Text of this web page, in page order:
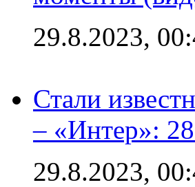
29.8.2023,
Стали
– «Интер»:
29.8.2023,